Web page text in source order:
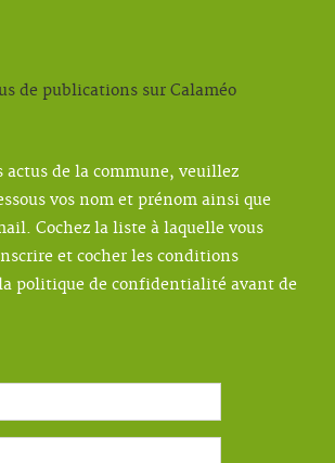
de publications sur Calaméo
actus de la commune, veuillez
vos nom et prénom ainsi que
Cochez la liste à laquelle vous
et cocher les conditions
politique de confidentialité avant de